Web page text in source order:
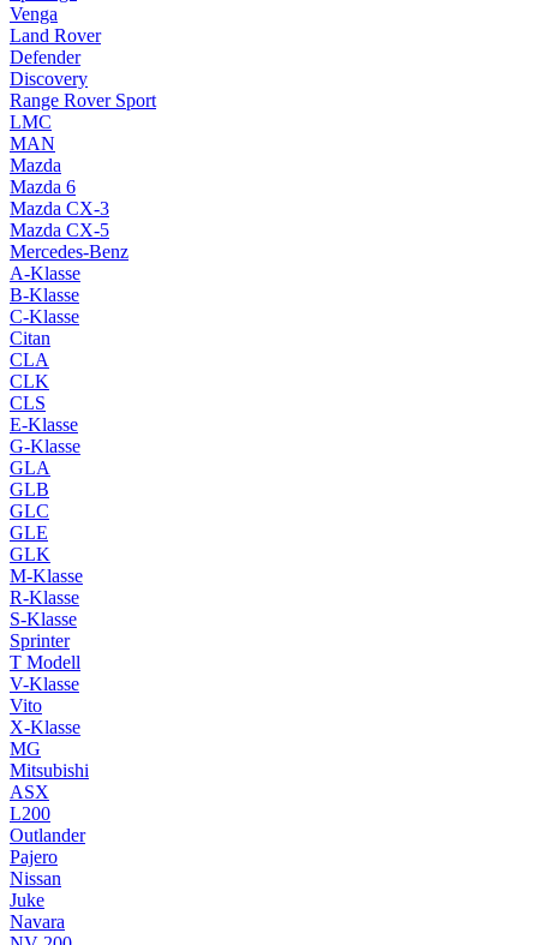
Venga
Land Rover
Defender
Discovery
Range Rover Sport
LMC
MAN
Mazda
Mazda 6
Mazda CX-3
Mazda CX-5
Mercedes-Benz
A-Klasse
B-Klasse
C-Klasse
Citan
CLA
CLK
CLS
E-Klasse
G-Klasse
GLA
GLB
GLC
GLE
GLK
M-Klasse
R-Klasse
S-Klasse
Sprinter
T Modell
V-Klasse
Vito
X-Klasse
MG
Mitsubishi
ASX
L200
Outlander
Pajero
Nissan
Juke
Navara